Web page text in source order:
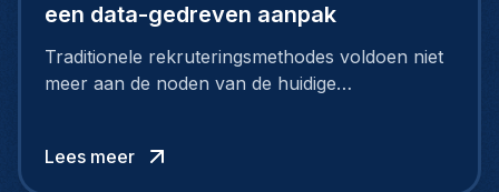
een data-gedreven aanpak
Traditionele rekruteringsmethodes voldoen niet
meer aan de noden van de huidige
slimmer rekruteren.
Lees meer